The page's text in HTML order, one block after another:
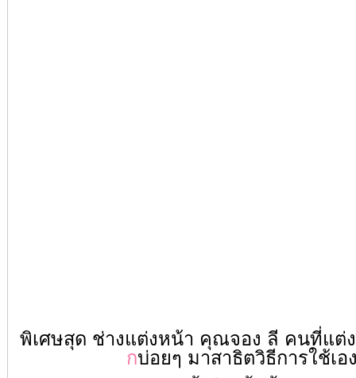
พิเศษสุด ช่างแต่งหน้า คุณจอง ลี คนที่แต่
กบ่อยๆ มาสาธิตวิธีการใช้เอ